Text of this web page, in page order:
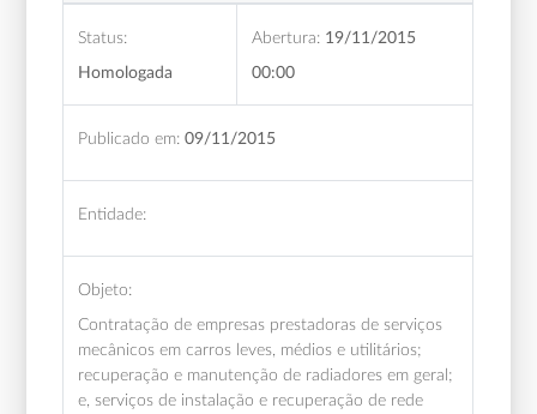
Status:
Homologada
Abertura: 19/11/2015
00:00
Publicado em: 09/11/2015
Entidade:
Objeto:
Contratação de empresas prestadoras de serviços
mecânicos em carros leves, médios e utilitários;
recuperação e manutenção de radiadores em geral;
e, serviços de instalação e recuperação de rede